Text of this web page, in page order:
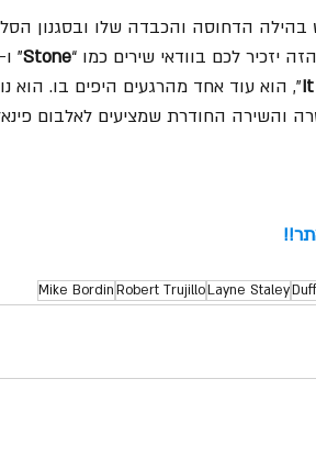
הדחוסה והכבדה שלו ובסגנון
יזכיר לכם בוודאי שירים כמו “Stone
”
", הוא עוד אחד מהרגעים היפים בו. הוא
והשירה החודרת שמציעים לאלבום
Layne Staley
Robert Trujillo
Mike Bordin